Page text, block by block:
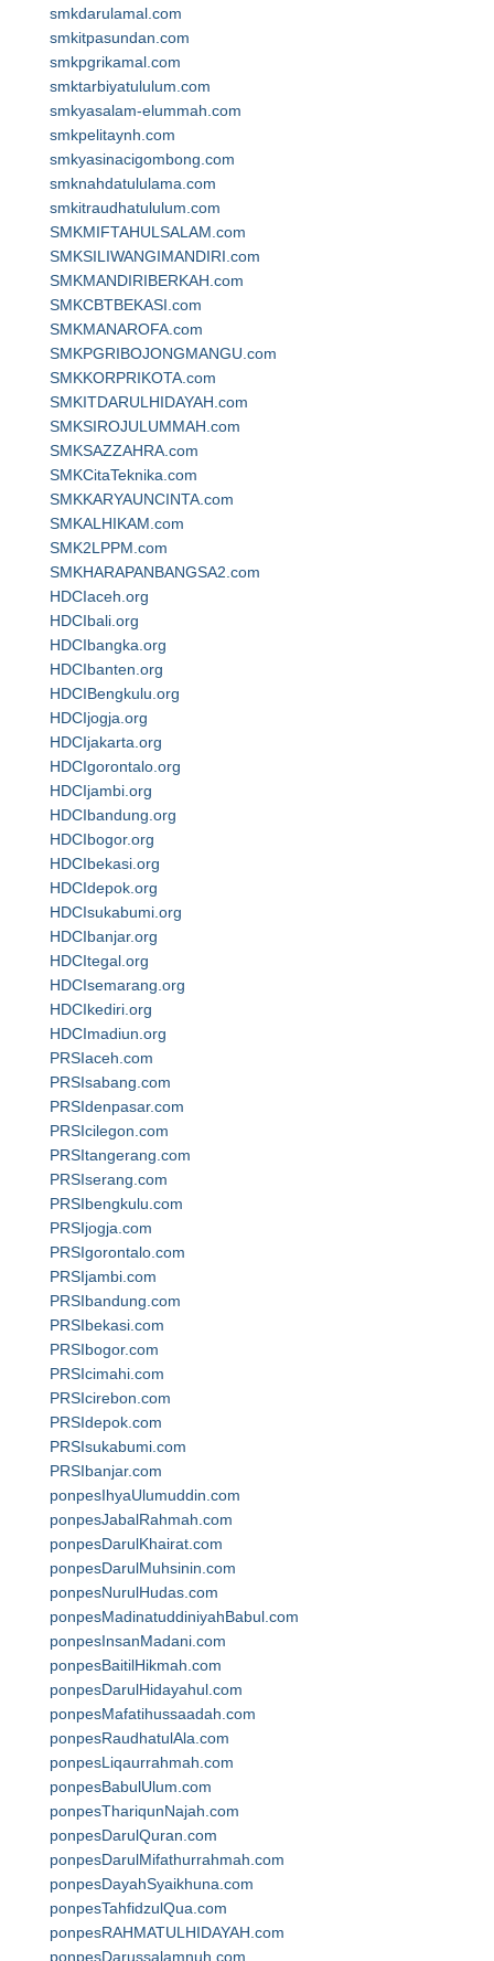
smkdarulamal.com
smkitpasundan.com
smkpgrikamal.com
smktarbiyatululum.com
smkyasalam-elummah.com
smkpelitaynh.com
smkyasinacigombong.com
smknahdatululama.com
smkitraudhatululum.com
SMKMIFTAHULSALAM.com
SMKSILIWANGIMANDIRI.com
SMKMANDIRIBERKAH.com
SMKCBTBEKASI.com
SMKMANAROFA.com
SMKPGRIBOJONGMANGU.com
SMKKORPRIKOTA.com
SMKITDARULHIDAYAH.com
SMKSIROJULUMMAH.com
SMKSAZZAHRA.com
SMKCitaTeknika.com
SMKKARYAUNCINTA.com
SMKALHIKAM.com
SMK2LPPM.com
SMKHARAPANBANGSA2.com
HDCIaceh.org
HDCIbali.org
HDCIbangka.org
HDCIbanten.org
HDCIBengkulu.org
HDCIjogja.org
HDCIjakarta.org
HDCIgorontalo.org
HDCIjambi.org
HDCIbandung.org
HDCIbogor.org
HDCIbekasi.org
HDCIdepok.org
HDCIsukabumi.org
HDCIbanjar.org
HDCItegal.org
HDCIsemarang.org
HDCIkediri.org
HDCImadiun.org
PRSIaceh.com
PRSIsabang.com
PRSIdenpasar.com
PRSIcilegon.com
PRSItangerang.com
PRSIserang.com
PRSIbengkulu.com
PRSIjogja.com
PRSIgorontalo.com
PRSIjambi.com
PRSIbandung.com
PRSIbekasi.com
PRSIbogor.com
PRSIcimahi.com
PRSIcirebon.com
PRSIdepok.com
PRSIsukabumi.com
PRSIbanjar.com
ponpesIhyaUlumuddin.com
ponpesJabalRahmah.com
ponpesDarulKhairat.com
ponpesDarulMuhsinin.com
ponpesNurulHudas.com
ponpesMadinatuddiniyahBabul.com
ponpesInsanMadani.com
ponpesBaitilHikmah.com
ponpesDarulHidayahul.com
ponpesMafatihussaadah.com
ponpesRaudhatulAla.com
ponpesLiqaurrahmah.com
ponpesBabulUlum.com
ponpesThariqunNajah.com
ponpesDarulQuran.com
ponpesDarulMifathurrahmah.com
ponpesDayahSyaikhuna.com
ponpesTahfidzulQua.com
ponpesRAHMATULHIDAYAH.com
ponpesDarussalamnuh.com